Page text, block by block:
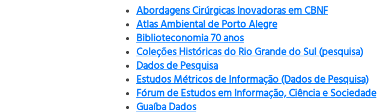
Abordagens Cirúrgicas Inovadoras em CBNF
Atlas Ambiental de Porto Alegre
Biblioteconomia 70 anos
Coleções Históricas do Rio Grande do Sul (pesquisa)
Dados de Pesquisa
Estudos Métricos de Informação (Dados de Pesquisa)
Fórum de Estudos em Informação, Ciência e Sociedade
Guaíba Dados